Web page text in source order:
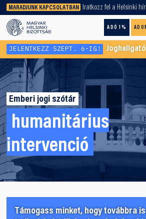
MARADJUNK KAPCSOLATBAN Iratkozz fel a Helsinki
ADÓ 1%
keresőnket!
JELENTKEZZ SZEPT. 6-IG! Joghallgató gyakornokot
Emberi jogi szótár
humanitárius
intervenció
Támogass minket, hogy továbbra